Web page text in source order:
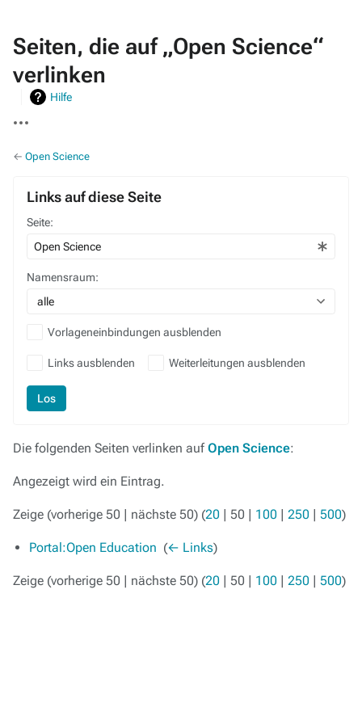
Seiten, die auf „Open Science“
verlinken
Hilfe
Aktionen
← Open Science
Links auf diese Seite
Seite:
Namensraum:
alle
Vorlageneinbindungen ausblenden
Links ausblenden Weiterleitungen ausblenden
Los
Die folgenden Seiten verlinken aufOpen Science:
Angezeigt wird ein Eintrag.
Zeige (vorherige 50 | nächste 50) (20 | 50 | 100 | 250 | 500)
Portal:Open Education (← Links)
Zeige (vorherige 50 | nächste 50) (20 | 50 | 100 | 250 | 500)